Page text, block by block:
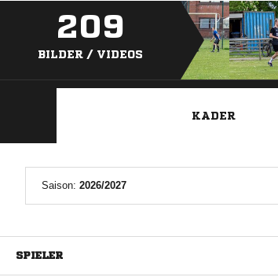
209
BILDER / VIDEOS
KADER
Saison: 2026/2027
SPIELER